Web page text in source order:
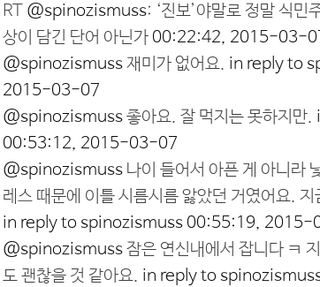
RT @spinozismuss: ‘진보’야말로 정말 식민
상이 담긴 단어 아닌가 00:22:42, 2015-03-
@spinozismuss재미가 없어요. in reply to
2015-03-07
@spinozismuss좋아요. 잘 먹지는 못하지만.
00:53:12, 2015-03-07
@spinozismuss 나이 들어서 아픈 게 아니라
레스 때문에 이틀 시름시름 앓았던 거였어요.
in reply to spinozismuss 00:55:19, 2015-
@spinozismuss잠은 연신내에서 잡니다 ㅋ
도 괜찮을 것 같아요. in reply to